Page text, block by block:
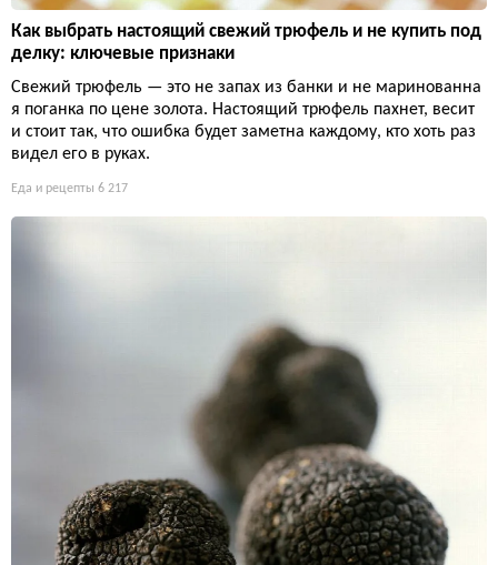
Как выбрать настоящий свежий трюфель и не купить под
делку: ключевые признаки
Свежий трюфель — это не запах из банки и не маринованна
я поганка по цене золота. Настоящий трюфель пахнет, весит
и стоит так, что ошибка будет заметна каждому, кто хоть раз
видел его в руках.
Еда и рецепты 6 217